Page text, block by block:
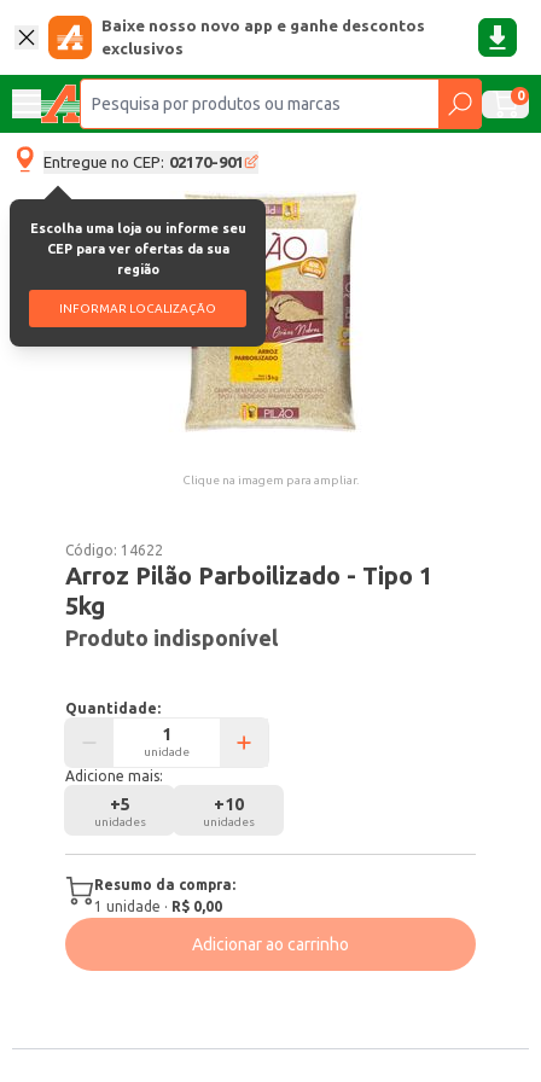
Baixe nosso novo app e ganhe descontos
exclusivos
0
Entregue no CEP: 02170-901
Escolha uma loja ou informe seu
CEP para ver ofertas da sua
região
INFORMAR LOCALIZAÇÃO
Clique na imagem para ampliar.
Código: 14622
Arroz Pilão Parboilizado - Tipo 1
5kg
Produto indisponível
Quantidade:
unidade
Adicione mais:
+5
unidades
+10
unidades
Resumo da compra:
1 unidade · R$ 0,00
Adicionar ao carrinho